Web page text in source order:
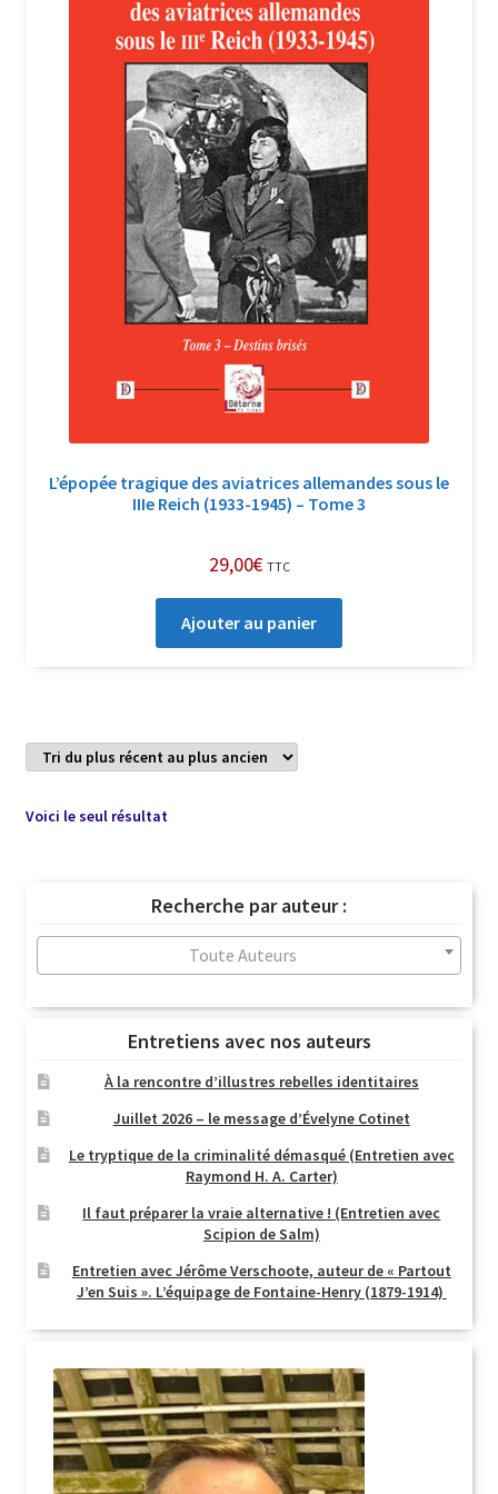
Login Customizer
Newsletter
Nous Contacter
Politique de confidentialité et cookies
Qui sommes-nous ?
Soutien à Philippe Randa
Suivi de la Commande
L’épopée tragique des aviatrices allemandes sous le
IIIe Reich (1933-1945) – Tome 3
29,00€ TTC
Ajouter au panier
Voici le seul résultat
Recherche par auteur :
Toute Auteurs
Entretiens avec nos auteurs
À la rencontre d’illustres rebelles identitaires
Juillet 2026 – le message d’Évelyne Cotinet
Le tryptique de la criminalité démasqué (Entretien avec
Raymond H. A. Carter)
Il faut préparer la vraie alternative ! (Entretien avec
Scipion de Salm)
Entretien avec Jérôme Verschoote, auteur de « Partout
J’en Suis ». L’équipage de Fontaine-Henry (1879-1914)